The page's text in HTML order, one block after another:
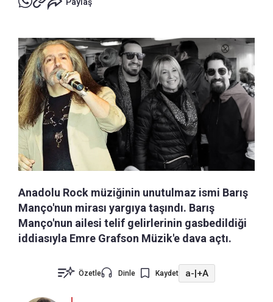
Anadolu Rock müziğinin unutulmaz ismi Barış
Manço'nun mirası yargıya taşındı. Barış
Manço'nun ailesi telif gelirlerinin gasbedildiği
iddiasıyla Emre Grafson Müzik'e dava açtı.
Özetle Dinle Kaydet a-|+A